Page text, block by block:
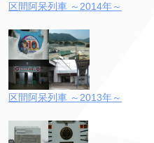
区間阿呆列車 ～2014年～
区間阿呆列車 ～2013年～